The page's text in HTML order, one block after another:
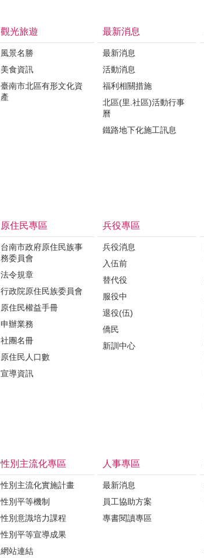
觀光旅遊
風景名勝
美食資訊
臺南市北區有形文化資
產
最新消息
最新消息
活動消息
福利相關措施
北區(里.社區)活動行事
曆
鐵路地下化施工訊息
原住民專區
台南市政府原住民族事
務委員會
法令規章
行政院原住民族委員會
原住民權益手冊
申辦業務
社團名冊
原住民人口數
宣導資訊
兵役專區
兵役消息
入伍前
替代役
服役中
退役(伍)
僑民
新訓中心
性別主流化專區
性別主流化實施計畫
性別平等機制
性別意識培力課程
性別平等宣導成果
網站連結
人事專區
最新消息
員工協助方案
專書閱讀專區